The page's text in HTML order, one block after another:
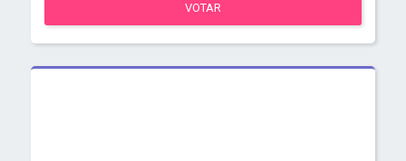
VOTAR